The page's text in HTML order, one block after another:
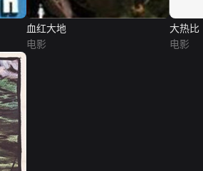
血红大地
电影
大热比
电影